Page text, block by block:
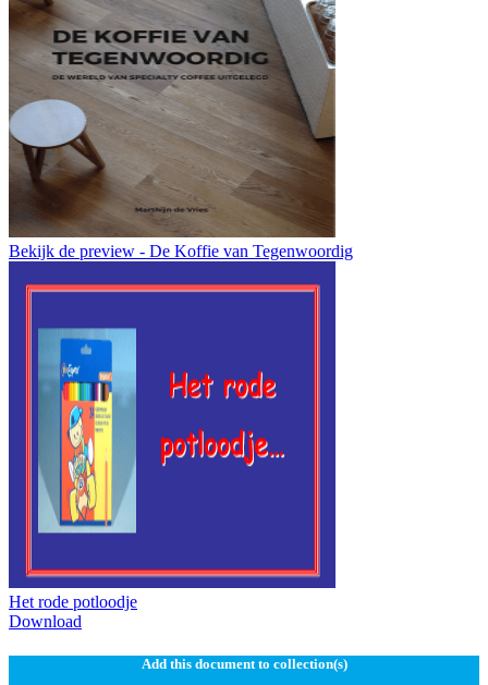
Bekijk de preview - De Koffie van Tegenwoordig
Het rode potloodje
Download
Add this document to collection(s)